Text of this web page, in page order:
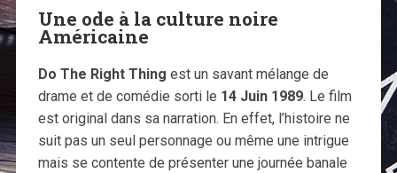
Une ode à la culture noire
Américaine
Do The Right Thing est un savant mélange de
drame et de comédie sorti le 14 Juin 1989. Le film
est original dans sa narration. En effet, l’histoire ne
suit pas un seul personnage ou même une intrigue
mais se contente de présenter une journée banale